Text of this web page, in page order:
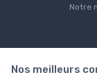
Notre
Nos meilleurs